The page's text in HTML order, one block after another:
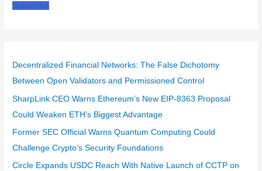
Subscribe
Decentralized Financial Networks: The False Dichotomy
Between Open Validators and Permissioned Control
SharpLink CEO Warns Ethereum’s New EIP-8363 Proposal
Could Weaken ETH’s Biggest Advantage
Former SEC Official Warns Quantum Computing Could
Challenge Crypto’s Security Foundations
Circle Expands USDC Reach With Native Launch of CCTP on